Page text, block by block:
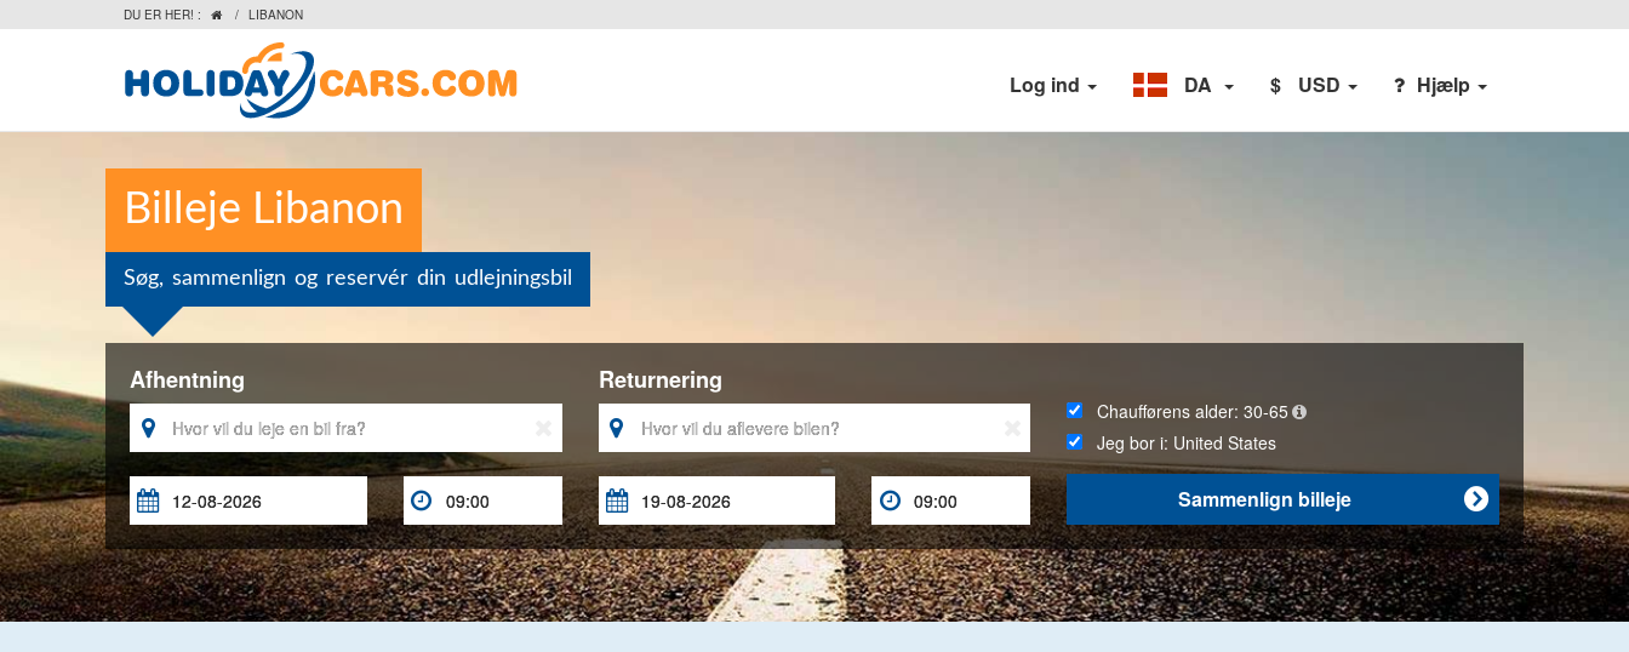
DU ER HER! :  / LIBANON
Log ind DA $ USD Hjælp
Billeje Libanon
Søg, sammenlign og reservér din udlejningsbil
Afhentning

 
Returnering

 
Chaufførens alder:30-65
Jeg bor i: United States

Sammenlign billeje